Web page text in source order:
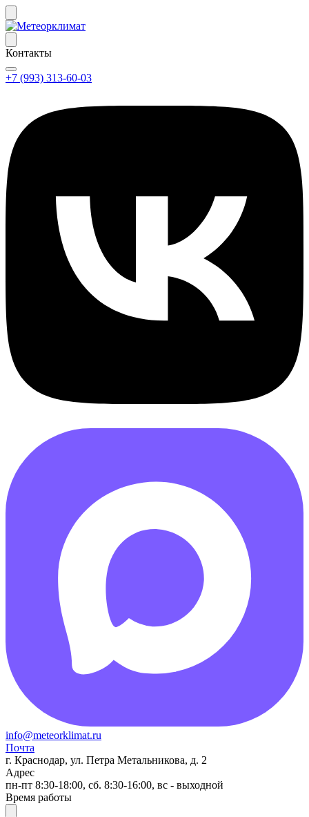
Контакты
+7 (993) 313-60-03
info@meteorklimat.ru
Почта
г. Краснодар, ул. Петра Метальникова, д. 2
Адрес
пн-пт 8:30-18:00, сб. 8:30-16:00, вс - выходной
Время работы